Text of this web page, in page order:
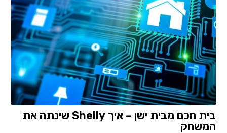
בית חכם מבית ישן – איך Shelly שינתה את
המשחק